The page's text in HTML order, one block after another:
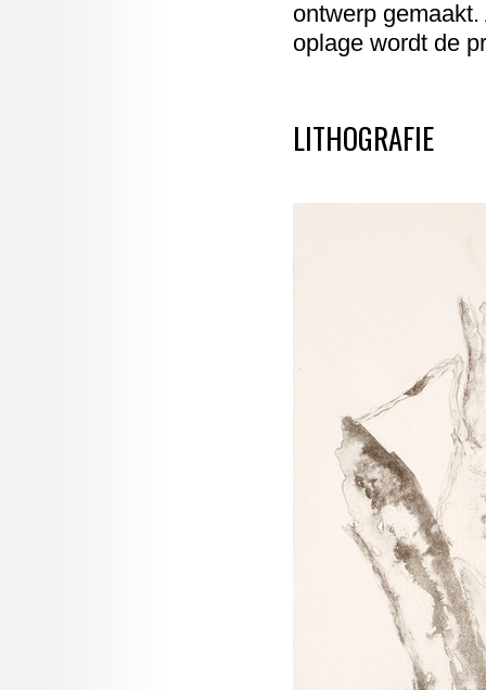
ontwerp
oplage wordt de
LITHOGRAFIE